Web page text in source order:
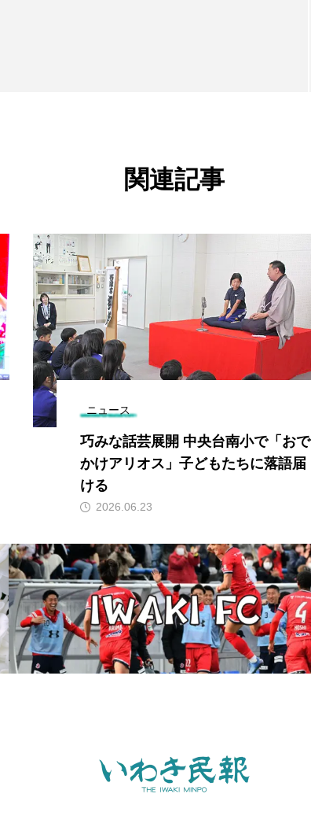
関連記事
ニュース
巧みな話芸展開 中央台南小で「おで
かけアリオス」子どもたちに落語届
ける
2026.06.23